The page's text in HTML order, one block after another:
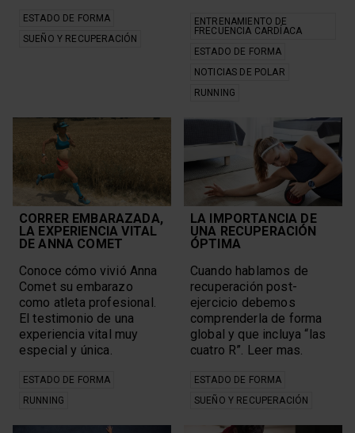
ESTADO DE FORMA
SUEÑO Y RECUPERACIÓN
ENTRENAMIENTO DE
FRECUENCIA CARDÍACA
ESTADO DE FORMA
NOTICIAS DE POLAR
RUNNING
CORRER EMBARAZADA,
LA EXPERIENCIA VITAL
DE ANNA COMET
Conoce cómo vivió Anna
Comet su embarazo
como atleta profesional.
El testimonio de una
experiencia vital muy
especial y única.
ESTADO DE FORMA
RUNNING
LA IMPORTANCIA DE
UNA RECUPERACIÓN
ÓPTIMA
Cuando hablamos de
recuperación post-
ejercicio debemos
comprenderla de forma
global y que incluya “las
cuatro R”. Leer mas.
ESTADO DE FORMA
SUEÑO Y RECUPERACIÓN